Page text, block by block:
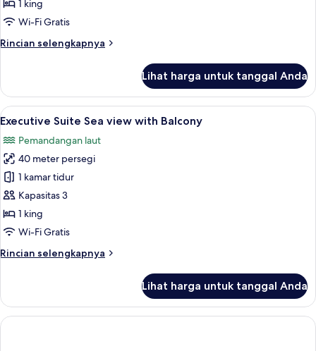
1 king
Wi-Fi Gratis
Rincian selengkapnya
Rincian
Kamar
Lihat harga untuk tanggal Anda
Lihat
semua
foto
untuk
Executive
Suite
Sea
view
Balcony
Executive Suite Sea view with
7
Executive Suite Sea view with Balcony
Pemandangan laut
40 meter persegi
1 kamar tidur
Kapasitas 3
1 king
Wi-Fi Gratis
Rincian selengkapnya
Rincian
Executive
Suite
Sea
Lihat harga untuk tanggal Anda